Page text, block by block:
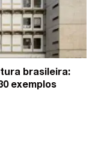
brasileira:
exemplos